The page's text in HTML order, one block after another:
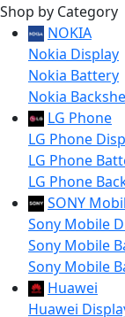
Shop by Category
NOKIA
Nokia Display
Nokia Battery
Nokia
LG Phone
LG Phone
LG Phone
LG Phone
SONY
Sony Mobile
Sony Mobile
Sony Mobile
Huawei
Huawei